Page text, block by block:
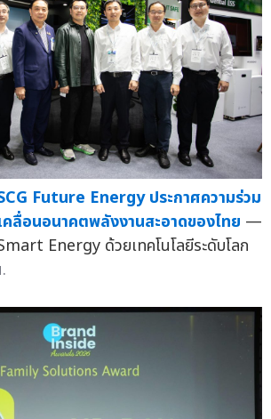
Future Energy ประกาศความร่วม
ลื่อนอนาคตพลังงานสะอาดของไทย —
Energy ด้วยเทคโนโลยีระดับโลก